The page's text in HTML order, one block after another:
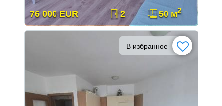
76 000 EUR 2 50 м2
В избранное